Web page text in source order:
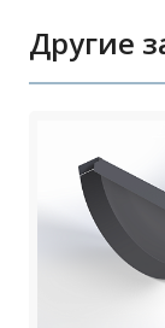
Другие